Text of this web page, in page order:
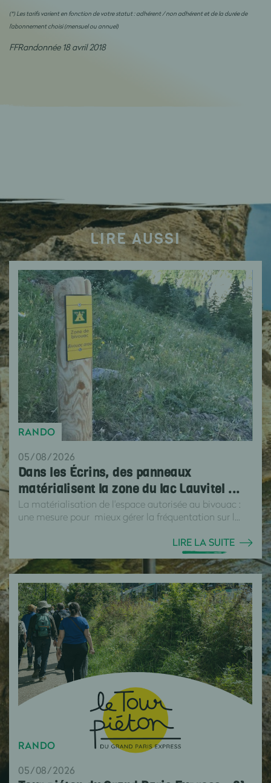
(*) Les tarifs varient en fonction de votre statut : adhérent / non adhérent et de la durée de
l'abonnement choisi (mensuel ou annuel)
FFRandonnée 18 avril 2018
LIRE AUSSI
RANDO
05/08/2026
Dans les Écrins, des panneaux
matérialisent la zone du lac Lauvitel ...
La matérialisation de l'espace autorisée au bivouac :
une mesure pour mieux gérer la fréquentation sur l...
LIRE LA SUITE
RANDO
05/08/2026